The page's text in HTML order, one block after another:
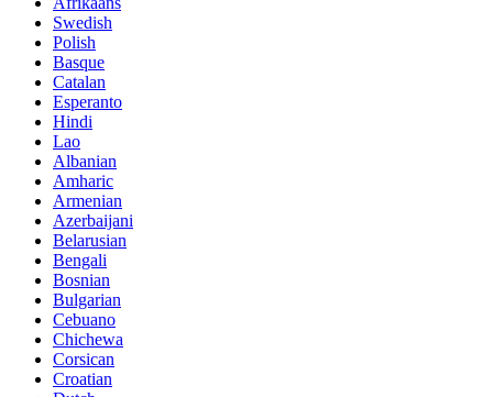
Swedish
Polish
Basque
Catalan
Esperanto
Hindi
Lao
Albanian
Amharic
Armenian
Azerbaijani
Belarusian
Bengali
Bosnian
Bulgarian
Cebuano
Chichewa
Corsican
Croatian